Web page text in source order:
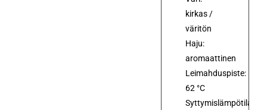
kirkas /
väritön
Haju:
aromaattinen
Leimahduspiste:
62 °C
Syttymislämpötila: